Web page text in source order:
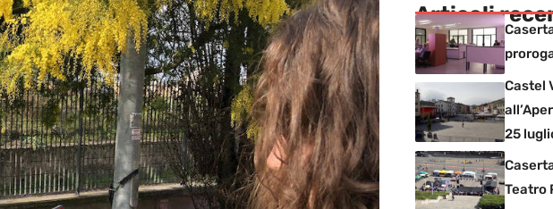
Articoli
Castel
25
Teatro